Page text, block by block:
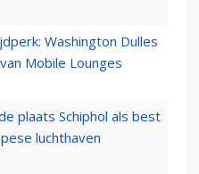
Washington Dulles
Mobile Lounges
plaats Schiphol als best
luchthaven